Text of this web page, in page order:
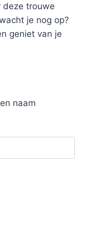
deze trouwe
je nog op?
geniet van je
naam